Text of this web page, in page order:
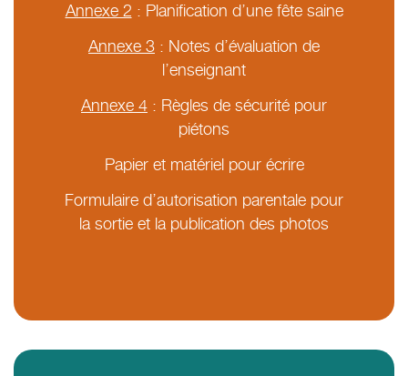
Annexe 2 : Planification d’une fête saine
Annexe 3 : Notes d’évaluation de
l’enseignant
Annexe 4 : Règles de sécurité pour
piétons
Papier et matériel pour écrire
Formulaire d’autorisation parentale pour
la sortie et la publication des photos